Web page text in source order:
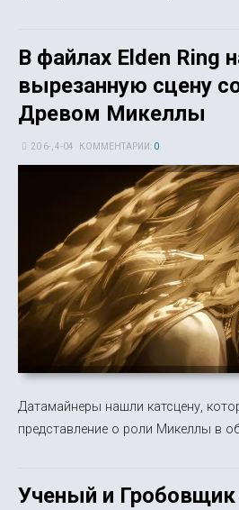
В файлах Elden Ring
вырезанную сцену
Древом Микеллы
20 6-, 4-04 КОММЕНТАРИИ: 0
Датамайнеры нашли катсцену,
представление о роли Микеллы в
Ученый и